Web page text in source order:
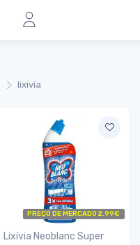
lixivia
PREÇO DE MERCADO 2.99€
Lixívia Neoblanc Super